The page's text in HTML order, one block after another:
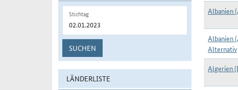
Stichtag
SUCHEN
LÄNDERLISTE
Albanien
Albanien
Alternativ
Algerien